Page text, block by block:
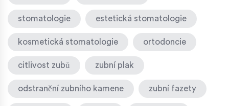
stomatologie estetická stomatologie
kosmetická stomatologie ortodoncie
citlivost zubů zubní plak
odstranění zubního kamene zubní fazety